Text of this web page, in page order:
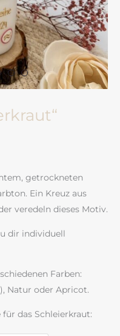
getrockneten
Ein Kreuz aus
veredeln dieses Motiv.
dir individuell
Farben:
Natur oder Apricot.
das Schleierkraut: